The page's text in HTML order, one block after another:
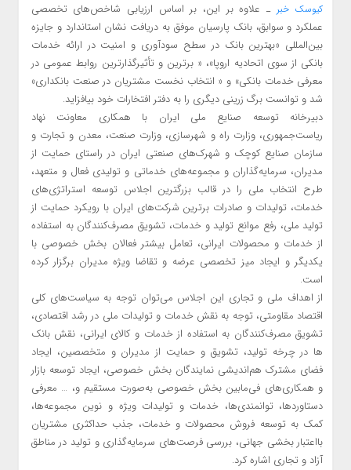
کیوسک خبر ـ علاوه بر این، بر اساس ارزیابی شاخص‌های تخصصی
عملکرد و سوابق، بانک پارسیان موفق به دریافت نشان استاندارد و جایزه
بین‌المللی «بهترین بانک در سطح سودآوری و امنیت در ارائه خدمات
بانکی از سوی اتحادیه اروپا»، « برترین و تأثیرگذارترین روابط عمومی در
معرفی خدمات بانکی» و « انتخاب نخست مشتریان در صنعت بانکداری»
شد و توانست برگ زرینی دیگری را به دفتر افتخارات خود بیافزاید.
دبیرخانه توسعه صنایع ملی ایران با همکاری معاونت نهاد
ریاست‌جمهوری، وزارت راه و شهرسازی، وزارت صنعت، معدن و تجارت و
سازمان صنایع کوچک و شهرک‌های صنعتی ایران در راستای حمایت از
مدیران، سرمایه‌گذاران و مجموعه‌های خدماتی و تولیدی فعال و متعهد،
طرح انتخاب ملی را در قالب بزرگترین اجلاس توسعه استراتژی‌های
خدمات، تولیدات و صادرات برترین شرکت‌های ایران با رویکرد حمایت از
تولید ملی، رفع موانع تولید و خدمات، تشویق مصرف‌کنندگان به استفاده
از خدمات و محصولات ایرانی، تعامل بیشتر فعالان بخش خصوصی با
یکدیگر و ایجاد میز تخصصی عرضه و تقاضا ویژه مدیران برگزار کرده
است.
از اهداف ملی و تجاری این اجلاس می‌توان توجه به سیاست‌های کلی
اقتصاد مقاومتی، توجه به نقش خدمات و تولیدات ملی در رشد اقتصادی،
تشویق مصرف‌کنندگان به استفاده از خدمات و کالای ایرانی، نقش بانک
ها در چرخه تولید، تشویق و حمایت از مدیران و متخصصین، ایجاد
فضای مشترک هم‌اندیشی نمایندگان بخش خصوصی، ایجاد توسعه بازار
و همکاری‌های فی‌مابین بخش خصوصی به‌صورت مستقیم و، … معرفی
دستاوردها، توانمندی‌ها، خدمات و تولیدات ویژه و نوین مجموعه‌ها،
کمک به توسعه فروش محصولات و خدمات، جذب حداکثری مشتریان
بااعتبار بخشی جهانی، بررسی فرصت‌های سرمایه‌گذاری و تولید در مناطق
آزاد و تجاری اشاره کرد.